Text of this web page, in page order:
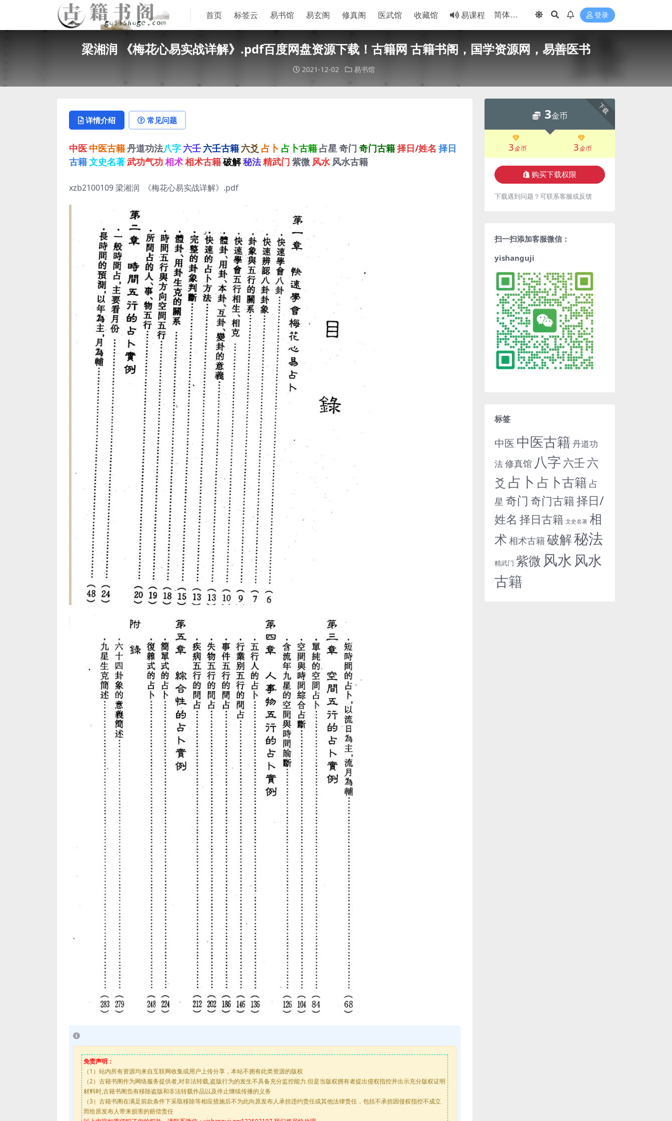
首页 标签云 易书馆 易玄阁 修真阁 医武馆 收藏馆 易课程 登录
梁湘润 《梅花心易实战详解》.pdf百度网盘资源下载！古籍网 古籍书阁，国学资源网，易善医书
2021-12-02 易书馆
详情介绍 常见问题
中医 中医古籍丹道功法八字 六壬 六壬古籍 六爻 占卜 占卜古籍 占星奇门 奇门古籍择日/姓名 择日
古籍文史名著武功气功 相术相术古籍破解秘法精武门 紫微 风水 风水古籍
xzb2100109 梁湘润 《梅花心易实战详解》.pdf
免责声明：
（1）站内所有资源均来自互联网收集或用户上传分享，本站不拥有此类资源的版权
（2）古籍书阁作为网络服务提供者,对非法转载,盗版行为的发生不具备充分监控能力.但是当版权拥有者提出侵权指控并出示充分版权证明
材料时,古籍书阁负有移除盗版和非法转载作品以及停止继续传播的义务
（3）古籍书阁在满足前款条件下采取移除等相应措施后不为此向原发布人承担违约责任或其他法律责任，包括不承担因侵权指控不成立
而给原发布人带来损害的赔偿责任
下载
3金币
3金币 3金币
购买下载权限
下载遇到问题？可联系客服或反馈
扫一扫添加客服微信：
yishanguji
标签
中医 中医古籍 丹道功
法修真馆 八字 六壬 六
爻 占卜 占卜古籍 占
星 奇门 奇门古籍择日/
姓名 择日古籍 文史名著 相
术 相术古籍破解秘法
精武门 紫微 风水 风水
古籍